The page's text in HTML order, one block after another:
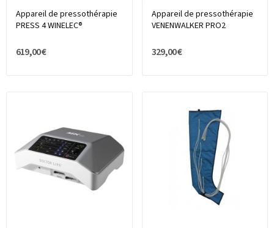
Appareil de pressothérapie
PRESS 4 WINELEC®
619,00 €
Appareil de pressothérapie
VENENWALKER PRO2
329,00 €